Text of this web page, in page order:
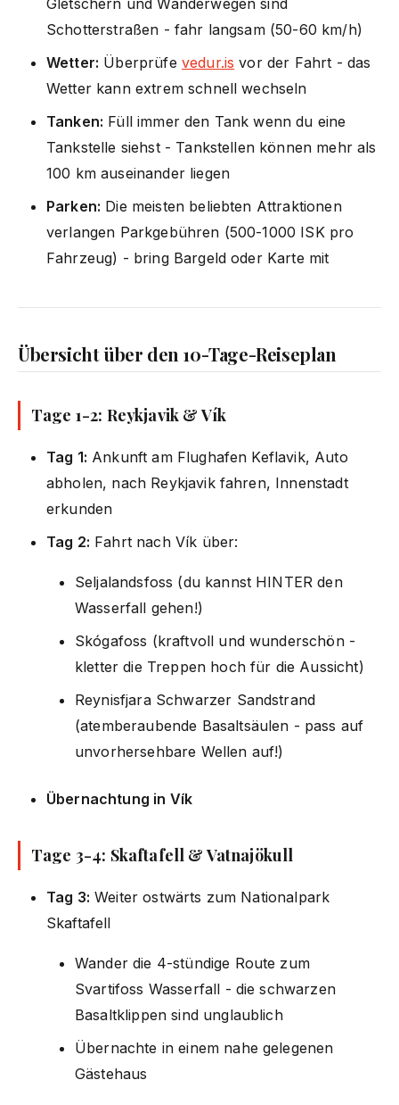
Schotterstraßen - fahr langsam (50-60 km/h)
Wetter: Überprüfe vedur.is vor der Fahrt - das
Wetter kann extrem schnell wechseln
Tanken: Füll immer den Tank wenn du eine
Tankstelle siehst - Tankstellen können mehr als
100 km auseinander liegen
Parken: Die meisten beliebten Attraktionen
verlangen Parkgebühren (500-1000 ISK pro
Fahrzeug) - bring Bargeld oder Karte mit
Übersicht über den 10-Tage-Reiseplan
Tage 1-2: Reykjavik & Vík
Tag 1: Ankunft am Flughafen Keflavik, Auto
abholen, nach Reykjavik fahren, Innenstadt
erkunden
Tag 2: Fahrt nach Vík über:
Seljalandsfoss (du kannst HINTER den
Wasserfall gehen!)
Skógafoss (kraftvoll und wunderschön -
kletter die Treppen hoch für die Aussicht)
Reynisfjara Schwarzer Sandstrand
(atemberaubende Basaltsäulen - pass auf
unvorhersehbare Wellen auf!)
Übernachtung in Vík
Tage 3-4: Skaftafell & Vatnajökull
Tag 3: Weiter ostwärts zum Nationalpark
Skaftafell
Wander die 4-stündige Route zum
Svartifoss Wasserfall - die schwarzen
Basaltklippen sind unglaublich
Übernachte in einem nahe gelegenen
Gästehaus